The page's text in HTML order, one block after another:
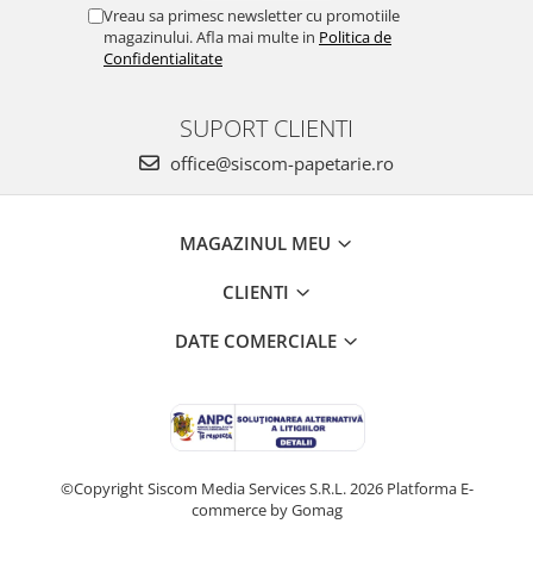
Vreau sa primesc newsletter cu promotiile
magazinului. Afla mai multe in Politica de
Confidentialitate
SUPORT CLIENTI
office@siscom-papetarie.ro
MAGAZINUL MEU
CLIENTI
DATE COMERCIALE
©Copyright Siscom Media Services S.R.L. 2026 Platforma E-
commerce by Gomag